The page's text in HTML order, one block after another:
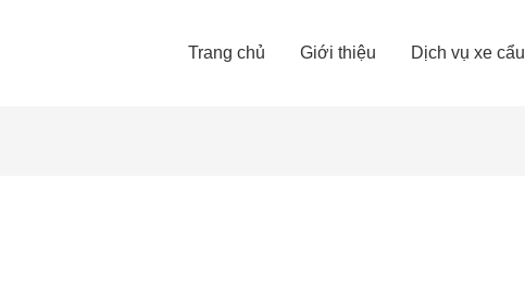
Trang chủ Giới thiệu Dịch vụ xe cẩu